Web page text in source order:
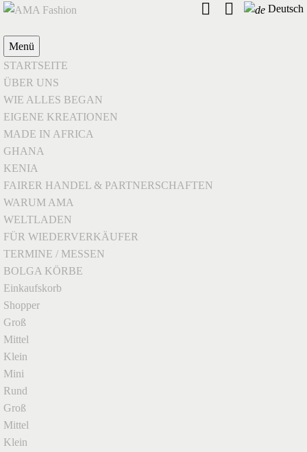
Deutsch
Menü
STARTSEITE
ÜBER UNS
WIE ALLES BEGAN
EIGENE KREATIONEN
MADE IN AFRICA
GHANA
KENIA
FAIRER HANDEL & PARTNERSCHAFTEN
WARUM AMA
WELTLADEN
FÜR WIEDERVERKÄUFER
TERMINE / MESSEN
BOLGA KÖRBE
Einkaufskorb
Shopper
Groß
Mittel
Klein
Mini
Rund
Groß
Mittel
Klein